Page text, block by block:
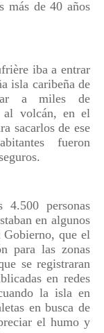
más de 40 años
iba a entrar
isla caribeña de
a miles de
al volcán, en el
sacarlos de ese
fueron
4.500 personas
en algunos
Gobierno, que el
para las zonas
se registraran
en redes
la isla en
en busca de
el humo y